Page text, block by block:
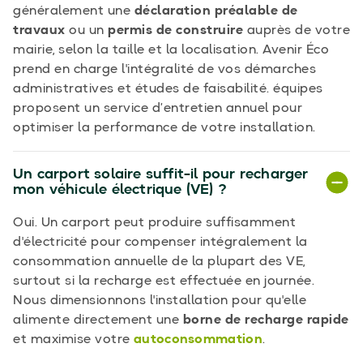
généralement une déclaration préalable de
travaux ou un permis de construire auprès de votre
mairie, selon la taille et la localisation. Avenir Éco
prend en charge l'intégralité de vos démarches
administratives et études de faisabilité. équipes
proposent un service d’entretien annuel pour
optimiser la performance de votre installation.
Un carport solaire suffit-il pour recharger
mon véhicule électrique (VE) ?
Oui. Un carport peut produire suffisamment
d'électricité pour compenser intégralement la
consommation annuelle de la plupart des VE,
surtout si la recharge est effectuée en journée.
Nous dimensionnons l'installation pour qu'elle
alimente directement une borne de recharge rapide
et maximise votre autoconsommation.